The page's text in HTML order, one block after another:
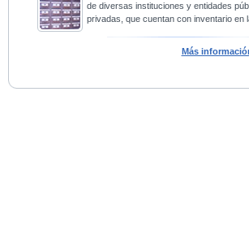
de diversas instituciones y entidades
privadas, que cuentan con inventario en
Más